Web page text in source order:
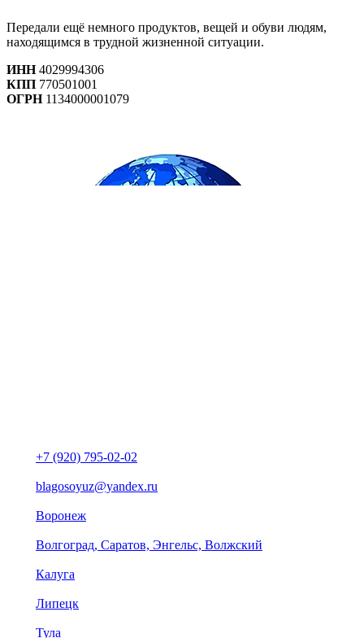
Передали ещё немного продуктов, вещей и обуви людям,
находящимся в трудной жизненной ситуации.
ИНН4029994306
КПП 770501001
ОГРН1134000001079
+7 (920) 795-02-02
blagosoyuz@yandex.ru
Воронеж
Волгоград, Саратов, Энгельс, Волжский
Калуга
Липецк
Тула